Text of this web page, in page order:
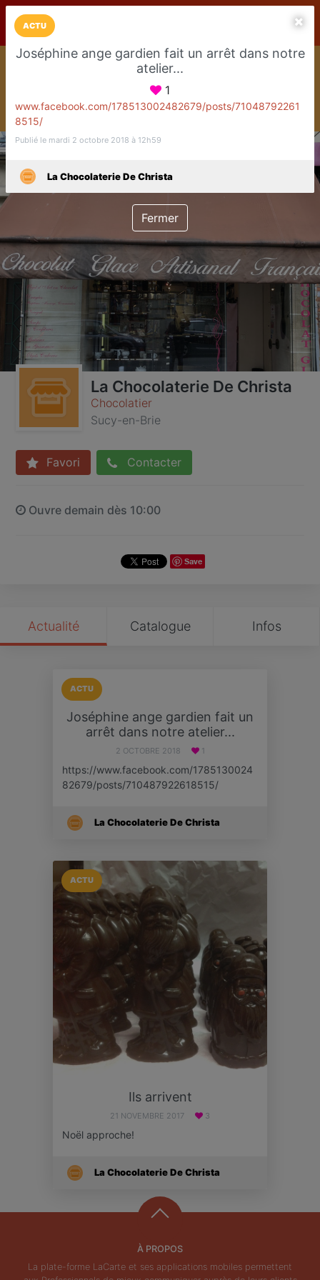
LaCarte Play Store
Installez l'App LaCarte
Téléchargez gratuitement l'app LaCarte pour suivre vos
commerces favoris et ne rien rater !
Télécharger Plus tard
La Chocolaterie De Christa
Chocolatier
Sucy-en-Brie
Favori Contacter
Ouvre demain dès 10:00
Save
Actualité Catalogue Infos
ACTU
Joséphine ange gardien fait un
arrêt dans notre atelier...
2 OCTOBRE 2018 1
https://www.facebook.com/1785130024
82679/posts/710487922618515/
La Chocolaterie De Christa
ACTU
Ils arrivent
21 NOVEMBRE 2017 3
Noël approche!
La Chocolaterie De Christa
À PROPOS
La plate-forme LaCarte et ses applications mobiles permettent
ACTU
Joséphine ange gardien fait un arrêt dans notre
atelier...
1
www.facebook.com/178513002482679/posts/71048792261
8515/
Publié le mardi 2 octobre 2018 à 12h59
La Chocolaterie De Christa
Fermer